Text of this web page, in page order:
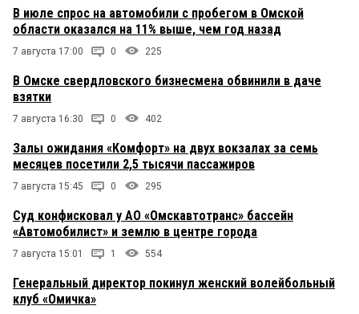
В июле спрос на автомобили с пробегом в Омской
области оказался на 11% выше, чем год назад
7 августа 17:00 0 225
В Омске свердловского бизнесмена обвинили в даче
взятки
7 августа 16:30 0 402
Залы ожидания «Комфорт» на двух вокзалах за семь
месяцев посетили 2,5 тысячи пассажиров
7 августа 15:45 0 295
Суд конфисковал у АО «Омскавтотранс» бассейн
«Автомобилист» и землю в центре города
7 августа 15:01 1 554
Генеральный директор покинул женский волейбольный
клуб «Омичка»